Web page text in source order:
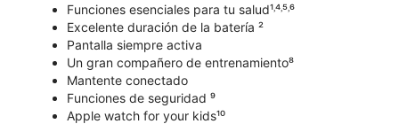
Funciones esenciales para tu salud¹˒⁴˒⁵˒⁶
Excelente duración de la batería ²
Pantalla siempre activa
Un gran compañero de entrenamiento⁸
Mantente conectado
Funciones de seguridad ⁹
Apple watch for your kids¹⁰